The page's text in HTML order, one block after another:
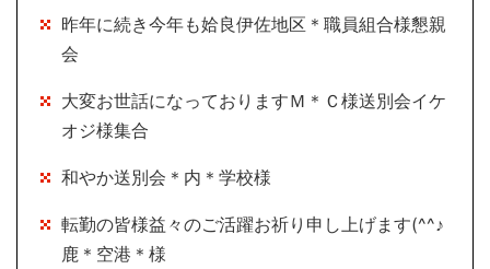
昨年に続き今年も姶良伊佐地区＊職員組合様懇親
会
大変お世話になっておりますＭ＊Ｃ様送別会イケ
オジ様集合
和やか送別会＊内＊学校様
転勤の皆様益々のご活躍お祈り申し上げます(^^♪
鹿＊空港＊様